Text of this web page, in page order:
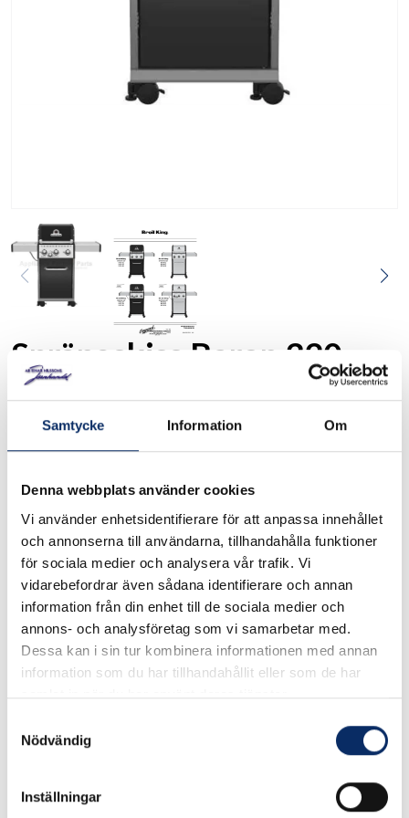
Samtycke Information Om
Denna webbplats använder cookies
Vi använder enhetsidentifierare för att anpassa innehållet
och annonserna till användarna, tillhandahålla funktioner
för sociala medier och analysera vår trafik. Vi
vidarebefordrar även sådana identifierare och annan
information från din enhet till de sociala medier och
annons- och analysföretag som vi samarbetar med.
Dessa kan i sin tur kombinera informationen med annan
information som du har tillhandahållit eller som de har
samlat in när du har använt deras tjänster.
Nödvändig
Inställningar
Sprängskiss Baron 320,
320S, 340 340S 2020 och
tills vidare
Här hittar du reservdelar till gamla gasolgrillar Fabrikat: Broil
King
När du har hittat resevdelen mailar du oss så kommer du att få
pris och leveranstid Maila till info@nilssonsjarnhandel.se
Baron 320 8742-52, 8742-53, 8742-56
Baron 340 8742-62, 8742-53, 8742-66
Baron 340S 8743-62, 8743-63, 8743-66